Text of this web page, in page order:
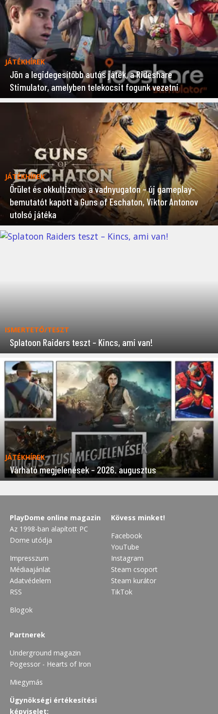
JÁTÉKHÍREK
Jön a legidegesítőbb autós játék, a Rideshare
Stimulator, amelyben telekocsit fogunk vezetni
JÁTÉKHÍREK
Őrület és okkultizmus a vadnyugaton – új gameplay-
bemutatót kapott a Guns of Eschaton, Viktor Antonov
utolsó játéka
ISMERTETŐ/TESZT
Splatoon Raiders teszt – Kincs, ami van!
JÁTÉKHÍREK
Várható megjelenések – 2026. augusztus
PlayDome online magazin
Az 1998-ban alapított PC
Dome utódja
Impresszum
Médiaajánlat
Adatvédelem
RSS
Blogok
Kövess minket!
Facebook
YouTube
Instagram
Steam csoport
Steam kurátor
TikTok
Partnerek
Underground magazin
Pogessor - Hearts of Iron
Miegymás
Ügynökségi értékesítési
képviselet: